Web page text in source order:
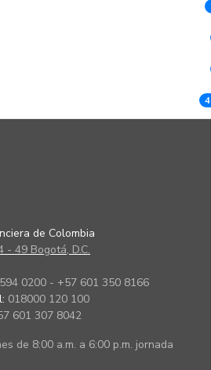
de Colombia
- 49 Bogotá, D.C.
0200 - +57 601 350 8166
018000 120 100
601 307 8042
de 8:00 a.m. a 6:00 p.m. jornada